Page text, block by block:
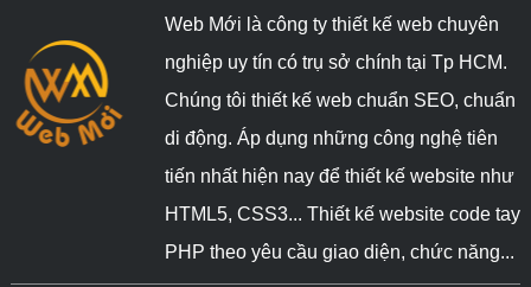
Web Mới là công ty thiết kế web chuyên
nghiệp uy tín có trụ sở chính tại Tp HCM.
Chúng tôi thiết kế web chuẩn SEO, chuẩn
di động. Áp dụng những công nghệ tiên
tiến nhất hiện nay để thiết kế website như
HTML5, CSS3... Thiết kế website code tay
PHP theo yêu cầu giao diện, chức năng...